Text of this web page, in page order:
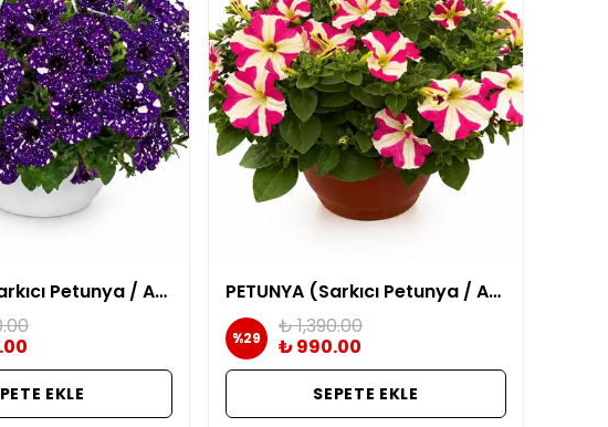
PETUNYA (Sarkıcı Petunya / Askılı Çiçek) | Mor benekli
EKLE
PETUNYA (Sarkıcı Petunya / Askılı Çiçek) | Pembe-Beyaz)
%29
₺ 1,390.00
₺ 990.00
SEPETE EKLE